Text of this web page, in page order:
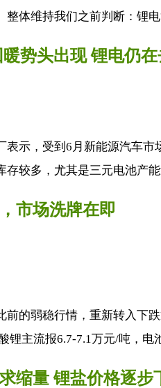
体维持我们之前判断：锂
势头出现 锂电仍
示，受到6月新能源汽车
较多，尤其是三元电池产
市场洗牌在即
的弱稳行情，重新转入下
锂主流报6.7-7.1万元/吨，电
缩量 锂盐价格逐步